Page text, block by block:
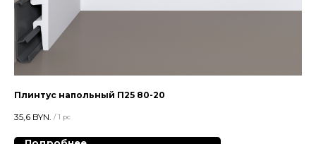
Плинтус напольный П25 80-20
35,6 BYN. / 1 pc